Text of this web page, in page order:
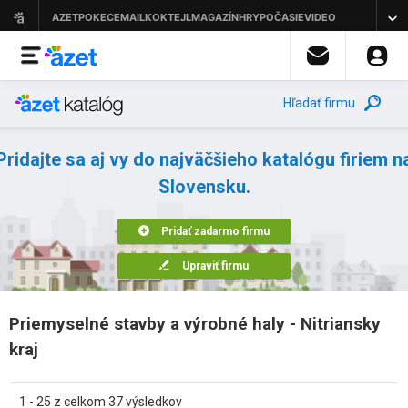
Hľadať firmu
sa aj vy do najväčšieho katalógu firiem
Slovensku.
Pridať zadarmo firmu
Upraviť firmu
Priemyselné stavby a výrobné haly - Nitriansky
kraj
1 - 25 z celkom 37 výsledkov